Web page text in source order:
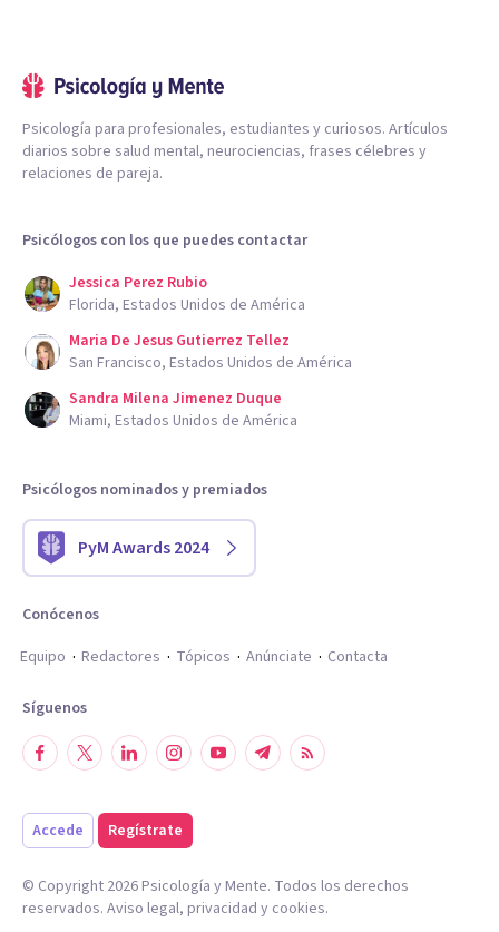
Psicología para profesionales, estudiantes y curiosos. Artículos
diarios sobre salud mental, neurociencias, frases célebres y
relaciones de pareja.
Psicólogos con los que puedes contactar
Jessica Perez Rubio
Florida, Estados Unidos de América
Maria De Jesus Gutierrez Tellez
San Francisco, Estados Unidos de América
Sandra Milena Jimenez Duque
Miami, Estados Unidos de América
Psicólogos nominados y premiados
PyM Awards 2024
Conócenos
Equipo
Redactores Tópicos Anúnciate Contacta
Síguenos
Accede Regístrate
© Copyright 2026Psicología y Mente. Todos los derechos
reservados. Aviso legal, privacidad y cookies.